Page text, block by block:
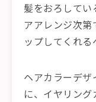
髪をおろして
アアレンジ次
ップしてくれる
ヘアカラーデ
に、イヤリン